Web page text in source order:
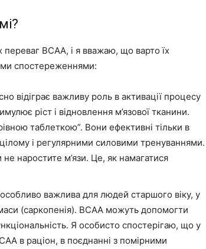
BCAA, і я вважаю, що варто їх
спостереженнями:
відіграє важливу роль в активації процесу
ріст і відновлення м’язової тканини.
таблеткою”. Вони ефективні тільки в
і регулярними силовими тренуваннями.
наростите м’язи. Це, як намагатися
важлива для людей старшого віку, у
(саркопенія). BCAA можуть допомогти
Я особисто спостерігаю, що у
в раціон, в поєднанні з помірними